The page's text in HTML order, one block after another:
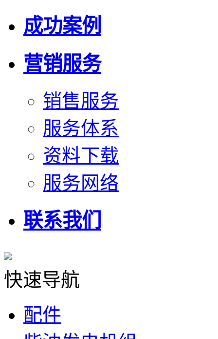
成功案例
营销服务
销售服务
服务体系
资料下载
服务网络
联系我们
快速导航
配件